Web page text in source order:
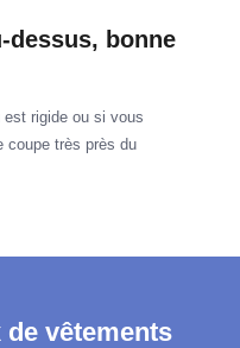
dessus, bonne
rigide ou si vous
coupe très près du
vêtements